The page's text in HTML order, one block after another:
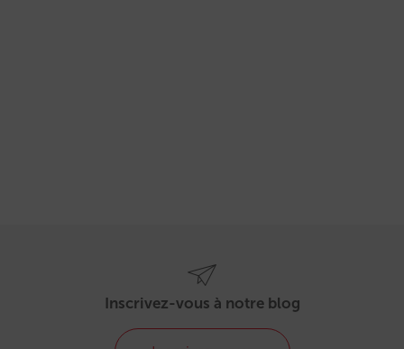
Inscrivez-vous à notre blog